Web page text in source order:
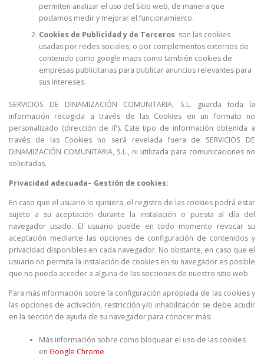
permiten analizar el uso del Sitio web, de manera que
podamos medir y mejorar el funcionamiento.
Cookies de Publicidad y de Terceros: son las cookies
usadas por redes sociales, o por complementos externos de
contenido como google maps como también cookies de
empresas publicitarias para publicar anuncios relevantes para
sus intereses.
SERVICIOS DE DINAMIZACIÓN COMUNITARIA, S.L. guarda toda la
información recogida a través de las Cookies en un formato no
personalizado (dirección de IP). Este tipo de información obtenida a
través de las Cookies no será revelada fuera de SERVICIOS DE
DINAMIZACIÓN COMUNITARIA, S.L., ni utilizada para comunicaciones no
solicitadas.
Privacidad adecuada– Gestión de cookies:
En caso que el usuario lo quisiera, el registro de las cookies podrá estar
sujeto a su aceptación durante la instalación o puesta al día del
navegador usado. El usuario puede en todo momento revocar su
aceptación mediante las opciones de configuración de contenidos y
privacidad disponibles en cada navegador. No obstante, en caso que el
usuario no permita la instalación de cookies en su navegador es posible
que no pueda acceder a alguna de las secciones de nuestro sitio web.
Para más información sobre la configuración apropiada de las cookies y
las opciones de activación, restricción y/o inhabilitación se debe acudir
en la sección de ayuda de su navegador para conocer más:
Más información sobre como bloquear el uso de las cookies
en Google Chrome